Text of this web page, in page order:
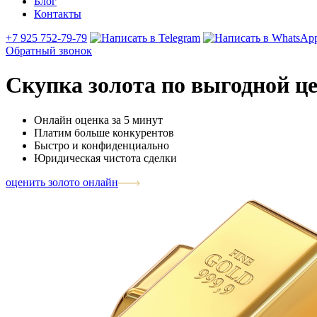
Контакты
+7 925 752-79-79
Обратный звонок
Скупка золота по выгодной
Онлайн оценка за 5 минут
Платим больше конкурентов
Быстро и конфиденциально
Юридическая чистота сделки
оценить золото онлайн